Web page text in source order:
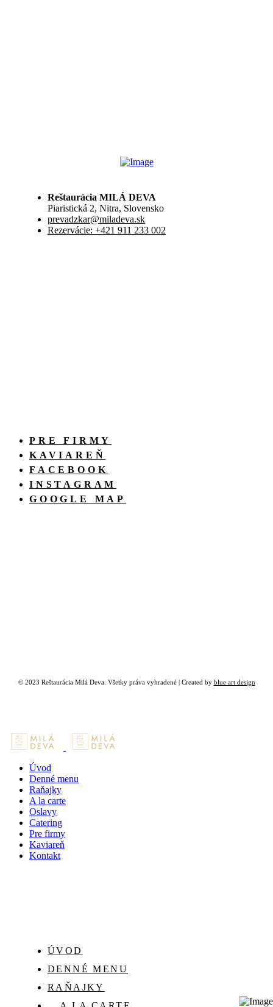
Reštaurácia MILÁ DEVA
Piaristická 2, Nitra, Slovensko
prevadzkar@miladeva.sk
Rezervácie: +421 911 233 002
PRE FIRMY
KAVIAREŇ
FACEBOOK
INSTAGRAM
GOOGLE MAP
© 2023 Reštaurácia Milá Deva. Všetky práva vyhradené | Created by blue art design
Úvod
Denné menu
Raňajky
A la carte
Oslavy
Catering
Pre firmy
Kaviareň
Kontakt
ÚVOD
DENNÉ MENU
RAŇAJKY